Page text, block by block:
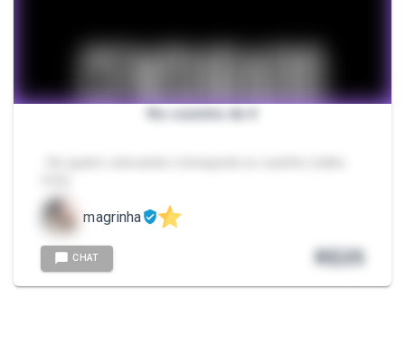
No cuzinho de 4
magrinha
CHAT R$25